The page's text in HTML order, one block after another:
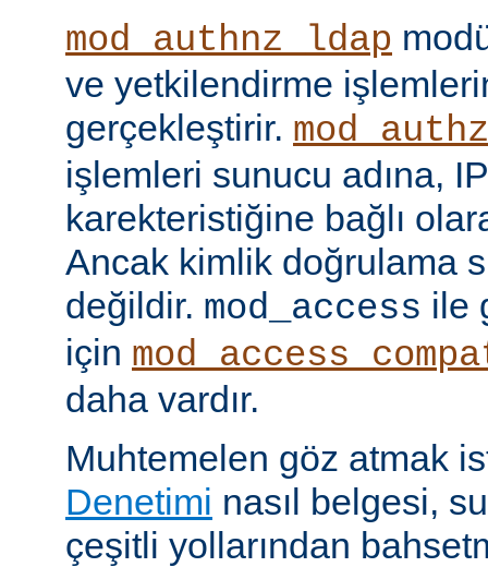
mod_authnz_ldap
ve yetkilendirme
gerçekleştirir.
işlemleri sunucu adına,
karekteristiğine bağlı
Ancak kimlik doğrulama
değildir. mod_access ile
için
daha vardır.
Muhtemelen göz atmak
Denetimi nasıl belgesi,
çeşitli yollarından